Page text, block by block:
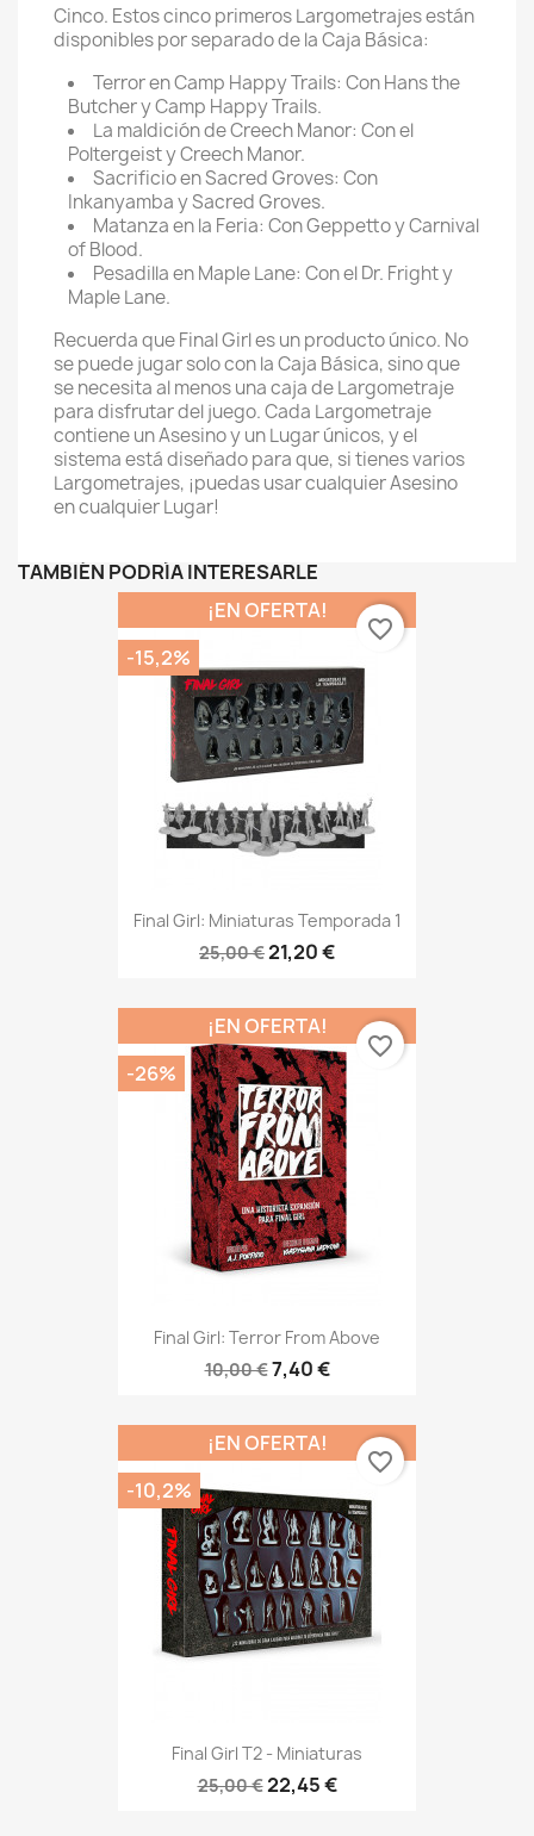
Cinco. Estos cinco primeros Largometrajes están
disponibles por separado de la Caja Básica:
Terror en Camp Happy Trails: Con Hans the
Butcher y Camp Happy Trails.
La maldición de Creech Manor: Con el
Poltergeist y Creech Manor.
Sacrificio en Sacred Groves: Con
Inkanyamba y Sacred Groves.
Matanza en la Feria: Con Geppetto y Carnival
of Blood.
Pesadilla en Maple Lane: Con el Dr. Fright y
Maple Lane.
Recuerda que Final Girl es un producto único. No
se puede jugar solo con la Caja Básica, sino que
se necesita al menos una caja de Largometraje
para disfrutar del juego. Cada Largometraje
contiene un Asesino y un Lugar únicos, y el
sistema está diseñado para que, si tienes varios
Largometrajes, ¡puedas usar cualquier Asesino
en cualquier Lugar!
TAMBIÉN PODRÍA INTERESARLE
Final Girl: Miniaturas Temporada 1
25,00 €21,20 €
¡EN OFERTA!
-15,2%
favorite_border
Final Girl: Terror From Above
10,00 €7,40 €
¡EN OFERTA!
-26%
favorite_border
Final Girl T2 - Miniaturas
25,00 €22,45 €
¡EN OFERTA!
-10,2%
favorite_border